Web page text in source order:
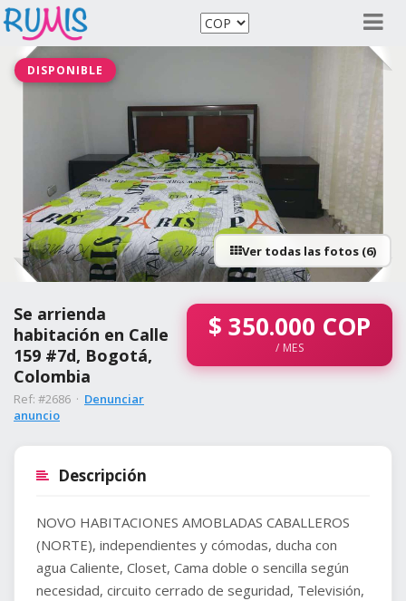
DISPONIBLE
Ver todas las fotos (6)
Se arrienda
habitación en Calle
159 #7d, Bogotá,
Colombia
Ref: #2686 · Denunciar
anuncio
$ 350.000 COP
/ MES
Descripción
NOVO HABITACIONES AMOBLADAS CABALLEROS
(NORTE), independientes y cómodas, ducha con
agua Caliente, Closet, Cama doble o sencilla según
necesidad, circuito cerrado de seguridad, Televisión,